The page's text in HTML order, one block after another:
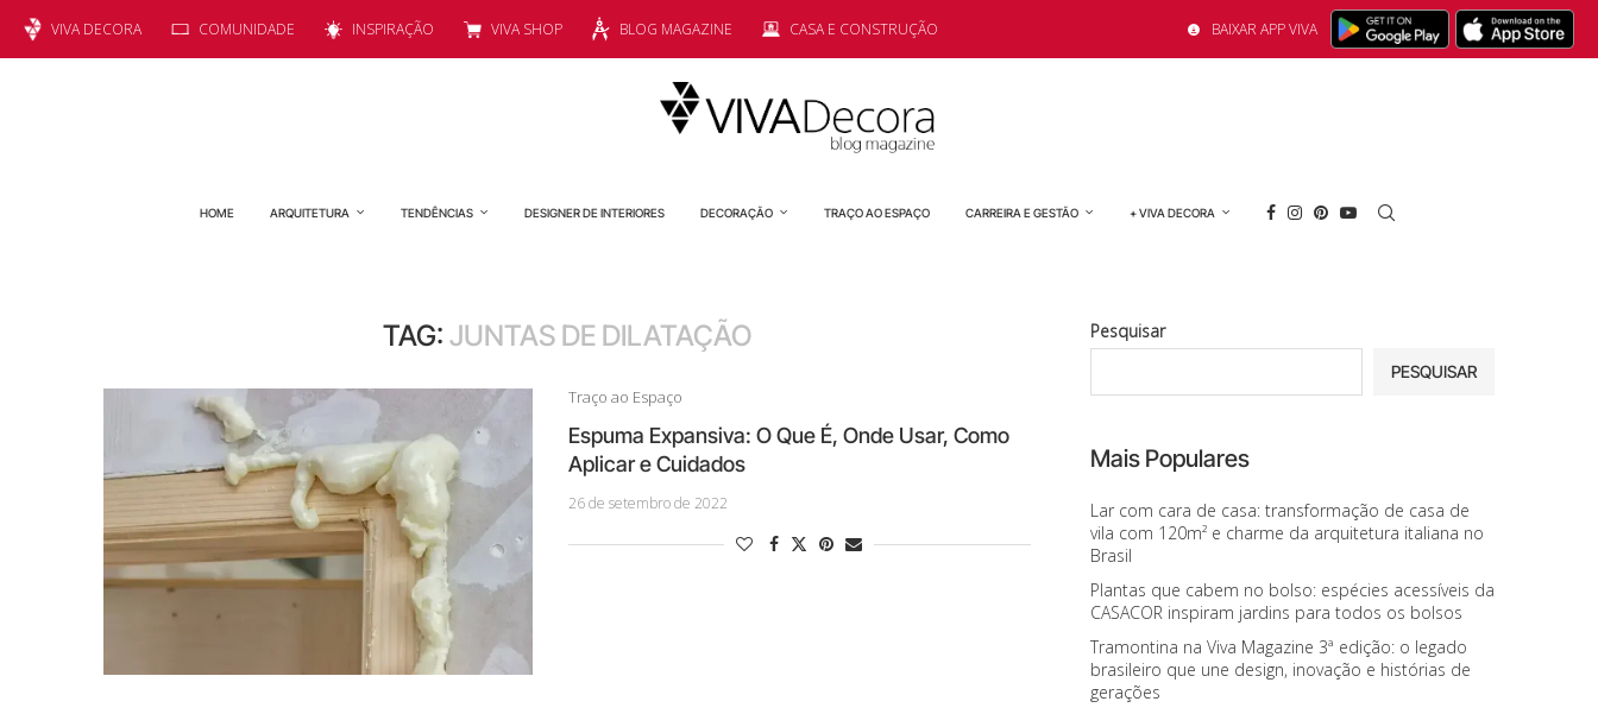
VIVA DECORA COMUNIDADE INSPIRAÇÃO VIVA SHOP BLOG MAGAZINE CASA E CONSTRUÇÃO BAIXAR APP VIVA
HOME ARQUITETURA TENDÊNCIAS DESIGNER DE INTERIORES DECORAÇÃO TRAÇO AO ESPAÇO CARREIRA E GESTÃO + VIVA DECORA
TAG: JUNTAS DE DILATAÇÃO
Traço ao Espaço
Espuma Expansiva: O Que É, Onde Usar, Como
Aplicar e Cuidados
26 de setembro de 2022
Pesquisar
PESQUISAR
Mais Populares
Lar com cara de casa: transformação de casa de
vila com 120m² e charme da arquitetura italiana no
Brasil
Plantas que cabem no bolso: espécies acessíveis da
CASACOR inspiram jardins para todos os bolsos
Tramontina na Viva Magazine 3ª edição: o legado
brasileiro que une design, inovação e histórias de
gerações